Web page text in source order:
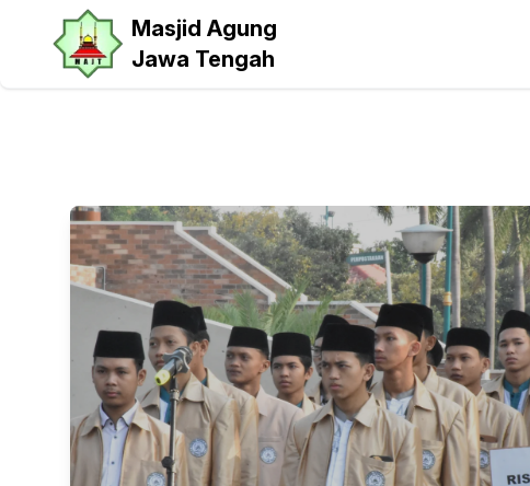
Masjid Agung
Jawa Tengah